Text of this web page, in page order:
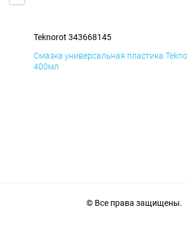
Teknorot 343668145
Смазка универсальная пластика
400мл
© Все права защищены.